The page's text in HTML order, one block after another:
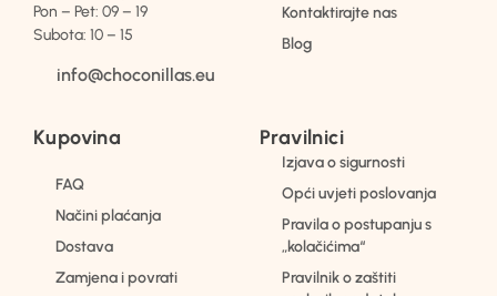
Pon – Pet: 09 – 19
Subota: 10 – 15
info@choconillas.eu
Kontaktirajte nas
Blog
Kupovina
FAQ
Načini plaćanja
Dostava
Zamjena i povrati
Pravilnici
Izjava o sigurnosti
Opći uvjeti poslovanja
Pravila o postupanju s
„kolačićima“
Pravilnik o zaštiti